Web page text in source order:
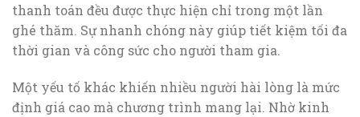
thanh toán đều được thực hiện chỉ trong một lần
ghé thăm. Sự nhanh chóng này giúp tiết kiệm tối đa
thời gian và công sức cho người tham gia.
Một yếu tố khác khiến nhiều người hài lòng là mức
định giá cao mà chương trình mang lại. Nhờ kinh